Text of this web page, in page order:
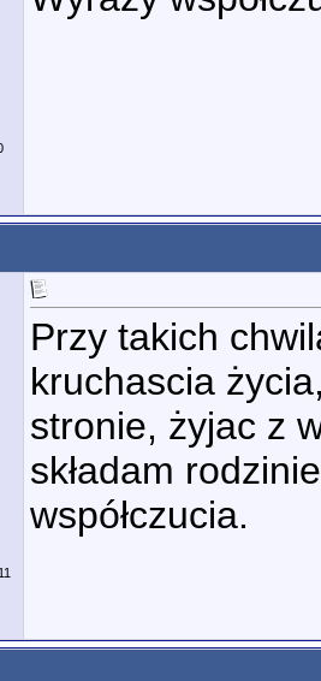
Przy takich
kruchascia
stronie, żyjac z
składam
współczucia.